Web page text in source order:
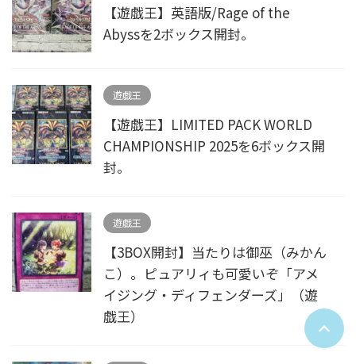
【遊戯王】英語版/Rage of the
Abyssを2ボックス開封。
遊戯王
【遊戯王】LIMITED PACK WORLD
CHAMPIONSHIP 2025を6ボックス開
封。
遊戯王
【3BOX開封】当たりは御巫（みかん
こ）。ピュアリィも可愛いぞ「アメ
イジング・ディフェンダーズ」（遊
戯王）